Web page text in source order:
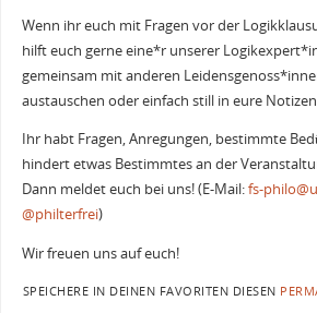
Wenn ihr euch mit Fragen vor der
hilft euch gerne eine*r unserer
gemeinsam mit anderen
austauschen oder einfach still in eure
Ihr habt Fragen, Anregungen, bestimmte
hindert etwas Bestimmtes an der
Dann meldet euch bei uns! (E-Mail:fs-
@philterfrei)
Wir freuen uns auf euch!
SPEICHERE IN DEINEN FAVORITEN DIESEN